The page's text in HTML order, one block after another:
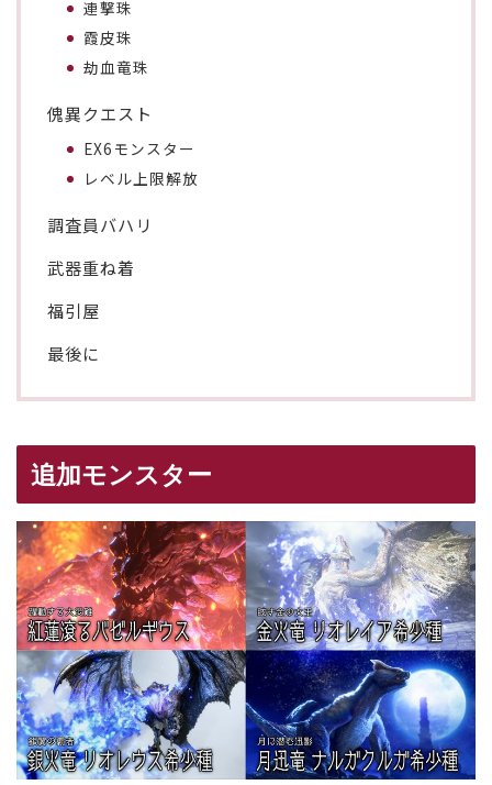
連撃珠
霞皮珠
劫血竜珠
傀異クエスト
EX6モンスター
レベル上限解放
調査員バハリ
武器重ね着
福引屋
最後に
追加モンスター